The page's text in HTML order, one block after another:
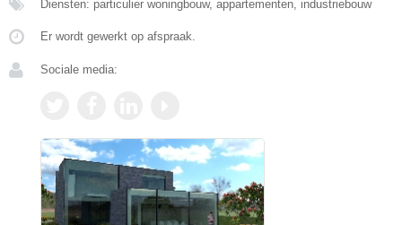
Diensten: particulier woningbouw, appartementen, industriebouw
Er wordt gewerkt op afspraak.
Sociale media: